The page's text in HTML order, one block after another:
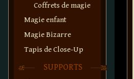
Coffrets de magie
Magie enfant
Magie Bizarre
Tapis de Close-Up
SUPPORTS